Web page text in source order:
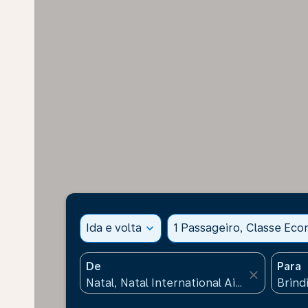
Ida e volta expand_more 1 Passageiro, Classe
De
close
Para